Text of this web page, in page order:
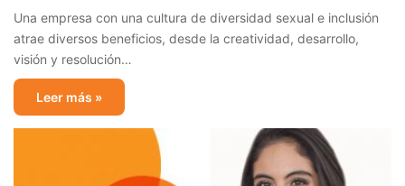
Una empresa con una cultura de diversidad sexual e inclusión
atrae diversos beneficios, desde la creatividad, desarrollo,
visión y resolución…
Leer más »